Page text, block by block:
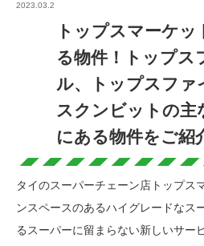
2023.03.2
トップスマーケ
る物件！トップス
ル、トップスファ
スクンビットの主
にある物件をご紹
タイのスーパーチェーン店トップス
ンスペースのあるハイグレードなス
るスーパーに留まらない新しいサー